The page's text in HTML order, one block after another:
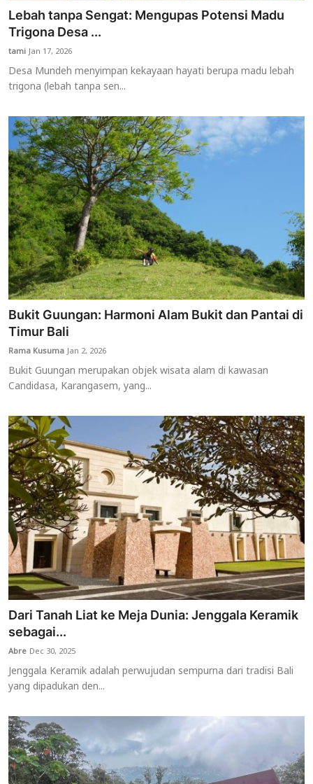
Lebah tanpa Sengat: Mengupas Potensi Madu
Trigona Desa ...
tamiJan 17, 2026
Desa Mundeh menyimpan kekayaan hayati berupa madu lebah
trigona (lebah tanpa sen...
Bukit Guungan: Harmoni Alam Bukit dan Pantai di
Timur Bali
Rama KusumaJan 2, 2026
Bukit Guungan merupakan objek wisata alam di kawasan
Candidasa, Karangasem, yang...
Dari Tanah Liat ke Meja Dunia: Jenggala Keramik
sebagai...
Abre Dec 30, 2025
Jenggala Keramik adalah perwujudan sempurna dari tradisi Bali
yang dipadukan den...